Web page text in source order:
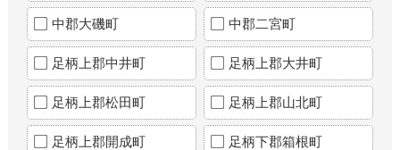
中郡大磯町 中郡二宮町
足柄上郡中井町 足柄上郡大井町
足柄上郡松田町 足柄上郡山北町
足柄上郡開成町 足柄下郡箱根町